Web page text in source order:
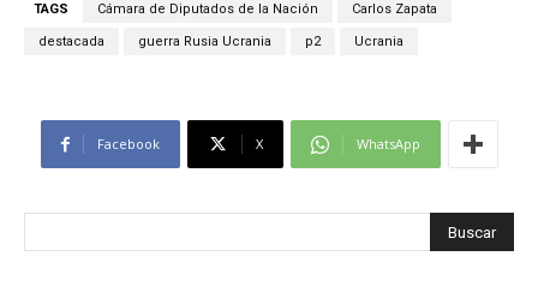
TAGS Cámara de Diputados de la Nación Carlos Zapata
destacada guerra Rusia Ucrania p2 Ucrania
Facebook X WhatsApp